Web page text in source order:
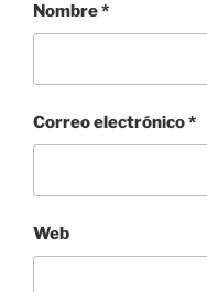
Nombre*
Correo electrónico*
Web